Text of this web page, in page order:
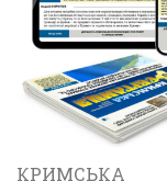
КРИМСЬКА